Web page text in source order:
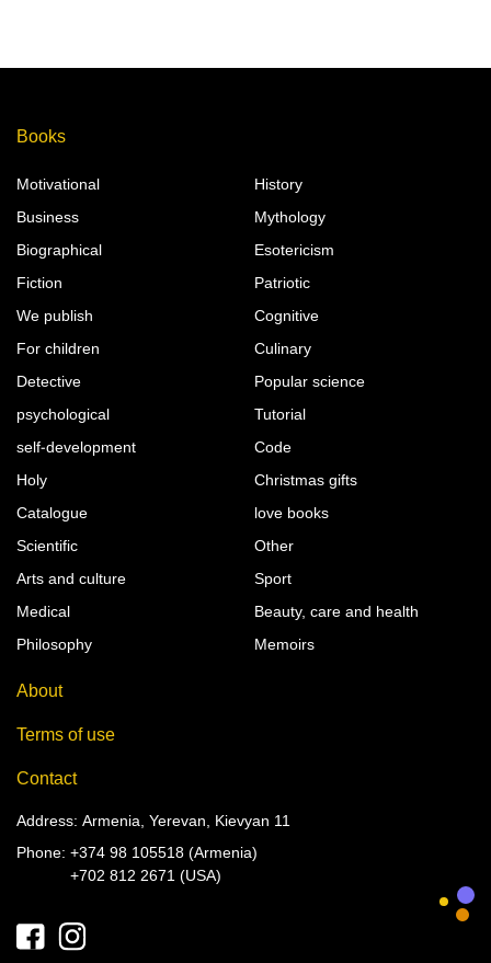
Books
Motivational
Business
Biographical
Fiction
We publish
For children
Detective
psychological
self-development
Holy
Catalogue
Scientific
Arts and culture
Medical
Philosophy
History
Mythology
Esotericism
Patriotic
Cognitive
Culinary
Popular science
Tutorial
Code
Christmas gifts
love books
Other
Sport
Beauty, care and health
Memoirs
About
Terms of use
Contact
Address: Armenia, Yerevan, Kievyan 11
Phone: +374 98 105518 (Armenia)
+702 812 2671 (USA)